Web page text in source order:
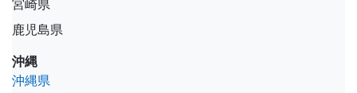
宮崎県
鹿児島県
沖縄
沖縄県